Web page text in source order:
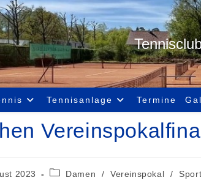
Tennisanlage Termine
2023 Damen / Vereinspokal /